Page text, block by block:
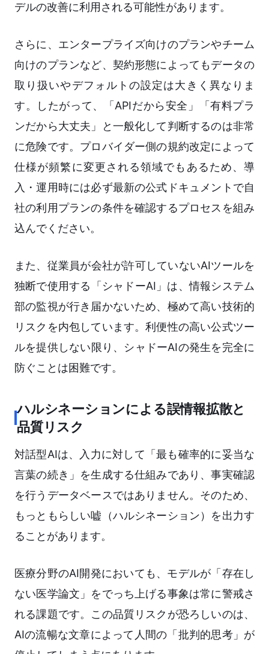
デルの改善に利用される可能性があります。
さらに、エンタープライズ向けのプランやチーム
向けのプランなど、契約形態によってもデータの
取り扱いやデフォルトの設定は大きく異なりま
す。したがって、「APIだから安全」「有料プラ
ンだから大丈夫」と一般化して判断するのは非常
に危険です。プロバイダー側の規約改定によって
仕様が頻繁に変更される領域でもあるため、導
入・運用時には必ず最新の公式ドキュメントで自
社の利用プランの条件を確認するプロセスを組み
込んでください。
また、従業員が会社が許可していないAIツールを
独断で使用する「シャドーAI」は、情報システム
部の監視が行き届かないため、極めて高い技術的
リスクを内包しています。利便性の高い公式ツー
ルを提供しない限り、シャドーAIの発生を完全に
防ぐことは困難です。
ハルシネーションによる誤情報拡散と
品質リスク
対話型AIは、入力に対して「最も確率的に妥当な
言葉の続き」を生成する仕組みであり、事実確認
を行うデータベースではありません。そのため、
もっともらしい嘘（ハルシネーション）を出力す
ることがあります。
医療分野のAI開発においても、モデルが「存在し
ない医学論文」をでっち上げる事象は常に警戒さ
れる課題です。この品質リスクが恐ろしいのは、
AIの流暢な文章によって人間の「批判的思考」が